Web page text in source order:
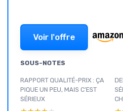
Voir l'offre
SOUS-NOTES
RAPPORT QUALITÉ-PRIX : ÇA
PIQUE UN PEU, MAIS C’EST
SÉRIEUX